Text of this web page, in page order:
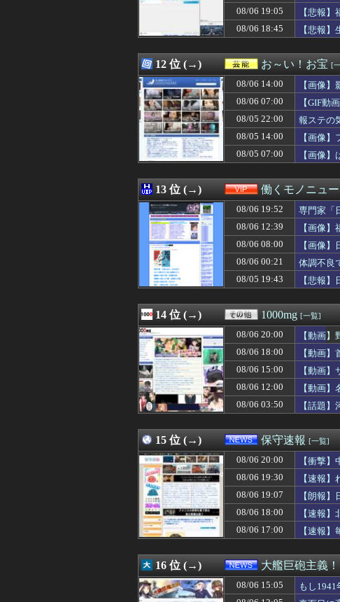
【おすすめ漫画】よつ
女子「貴公子の告白を
08/06 19:29
ハッピーな気持ちにな
08/06 19:29
松のや「ママ応援企画
08/06 19:28
【広島対巨人14回戦】
08/06 19:28
れいわ新選組、党名
08/06 19:27
【画像あり】アメリカ
08/06 19:27
【悲報】食用コオロギ
08/06 19:25
【驚愕】彼女との初夜
08/06 19:25
【悲報】オネエ系強キ
08/06 19:23
ガリガリな「けもフレ
08/06 19:22
ジャンタルマンタル
08/06 19:20
恋愛･婚活アドバイザ
08/06 19:20
ヒカキンさん、「
08/06 19:19
【衝撃映像】ロシア♂
08/06 19:18
昨日のT-阪神の主力２
08/06 19:18
飼い犬のサンちゃんが
08/06 19:18
うちの会社の部長が狂
08/06 19:18
【広島対巨人14回戦】
08/06 19:16
海外「プレミアのレベ
08/06 19:15
【キングダム 884話感
08/06 19:15
泳いでいる人のすぐ横
08/06 19:15
俺「傘使って帰って」
08/06 19:15
で、財源のあてはあ
08/06 19:15
俺「やべ終電逃した」
08/06 19:12
24歳の嫁に性的な魅力
08/06 19:12
警察名乗る人物「保釈
08/06 19:12
【画像】隣の家の室外
08/06 19:12
【衝撃】30年続いたモ
08/06 19:11
【動画】えちえちﾃﾞｶﾊ
08/06 19:11
【モンハンワイルズ】
08/06 19:11
①ファウル ②ファウル
08/06 19:05
【悲報
08/06 18:45
【悲報
12 位 (→) お～い！お宝 [
08/06 14:00
【画像
08/06 07:00
【GIF動
08/05 22:00
報ステの
08/05 14:00
【画像
08/05 07:00
【画像
13 位 (→) 働くモノニュ
08/06 19:52
専門家「
08/06 12:39
【画像
08/06 08:00
【画像
08/06 00:21
体調不良
08/05 19:43
【悲報
14 位 (→) 1000mg [一覧]
08/06 20:00
【動画
08/06 18:00
【動画
08/06 15:00
【動画
08/06 12:00
【動画
08/06 03:50
【話題
15 位 (→) 保守速報 [一覧]
08/06 20:00
【衝撃
08/06 19:30
【速報
08/06 19:07
【朗報
08/06 18:00
【速報
08/06 17:00
【速報
16 位 (→) 大艦巨砲主義！
08/06 15:05
もし